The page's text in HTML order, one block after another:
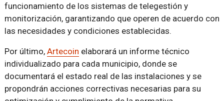
funcionamiento de los sistemas de telegestión y
monitorización, garantizando que operen de acuerdo con
las necesidades y condiciones establecidas.
Por último, Artecoin elaborará un informe técnico
individualizado para cada municipio, donde se
documentará el estado real de las instalaciones y se
propondrán acciones correctivas necesarias para su